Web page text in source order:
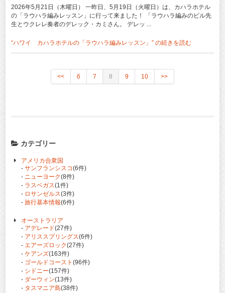
2026年5月21日（木曜日） 一昨日、5月19日（火曜日）は、カハラホテル
の「ラウハラ編みレッスン」に行って来ました！ 「ラウハラ編みのビル先
生とウクレレ奏者のデレック・カミさん。 デレッ ...
“ハワイ カハラホテルの「ラウハラ編みレッスン」” の続きを読む
<< 6 7 8 9 10 >>
カテゴリー
アメリカ合衆国
- サンフランシスコ(6件)
- ニューヨーク(8件)
- ラスベガス(1件)
- ロサンゼルス(3件)
- 旅行基本情報(6件)
オーストラリア
- アデレード(27件)
- アリススプリングス(6件)
- エアーズロック(27件)
- ケアンズ(163件)
- ゴールドコースト (96件)
- シドニー(157件)
- ダーウィン(13件)
- タスマニア島(38件)